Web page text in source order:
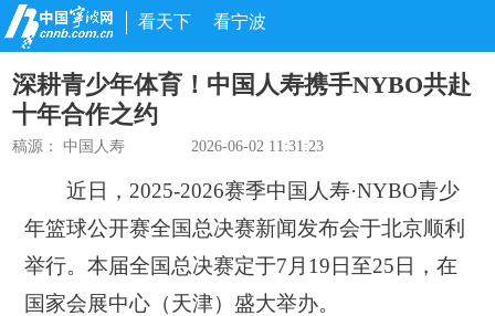
看天下 看宁波
深耕青少年体育！中国人寿携手NYBO共赴
十年合作之约
稿源： 中国人寿 2026-06-02 11:31:23
近日，2025-2026赛季中国人寿·NYBO青少
年篮球公开赛全国总决赛新闻发布会于北京顺利
举行。本届全国总决赛定于7月19日至25日，在
国家会展中心（天津）盛大举办。